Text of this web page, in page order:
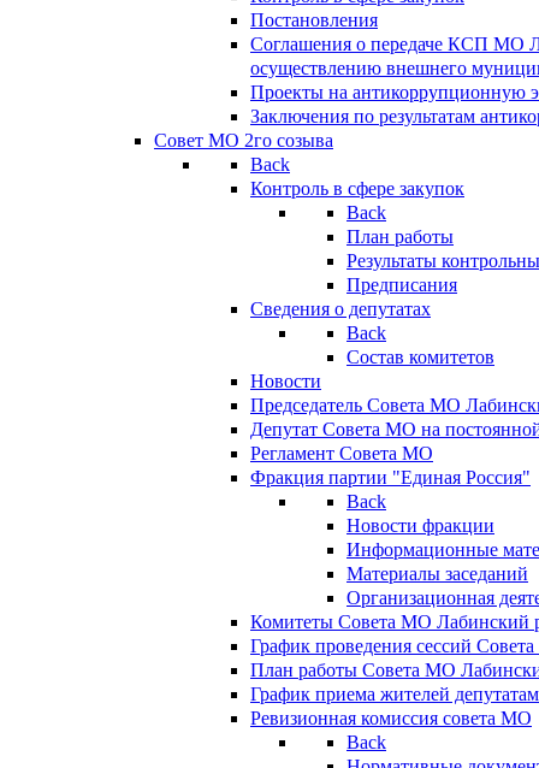
Постановления
Соглашения о передаче КСП МО
осуществлению внешнего
Проекты на антикоррупционную
Заключения по результатам
Совет МО 2го созыва
Back
Контроль в сфере закупок
Back
План работы
Результаты
Предписания
Сведения о депутатах
Back
Состав комитетов
Новости
Председатель Совета МО
Депутат Совета МО на
Регламент Совета МО
Фракция партии "Единая Россия"
Back
Новости фракции
Информационные
Материалы заседаний
Организационная
Комитеты Совета МО Лабинский
График проведения сессий
План работы Совета МО
График приема жителей
Ревизионная комиссия совета МО
Back